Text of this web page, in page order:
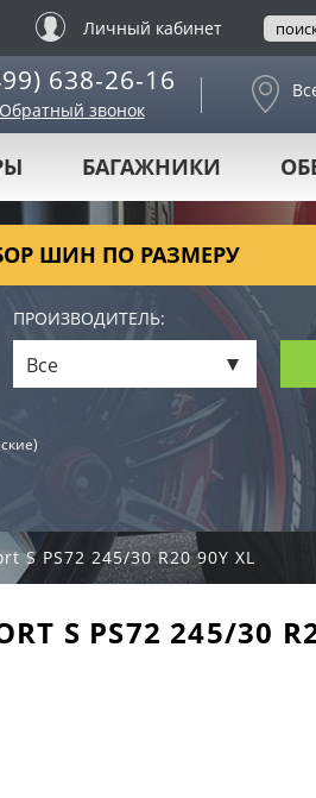
Личный кабинет
638-26-16
Обратный звонок
БАГАЖНИКИ
ШИН ПО РАЗМЕРУ
ПРОИЗВОДИТЕЛЬ:
Все
S PS72 245/30 R20 90Y XL
S PS72 245/30